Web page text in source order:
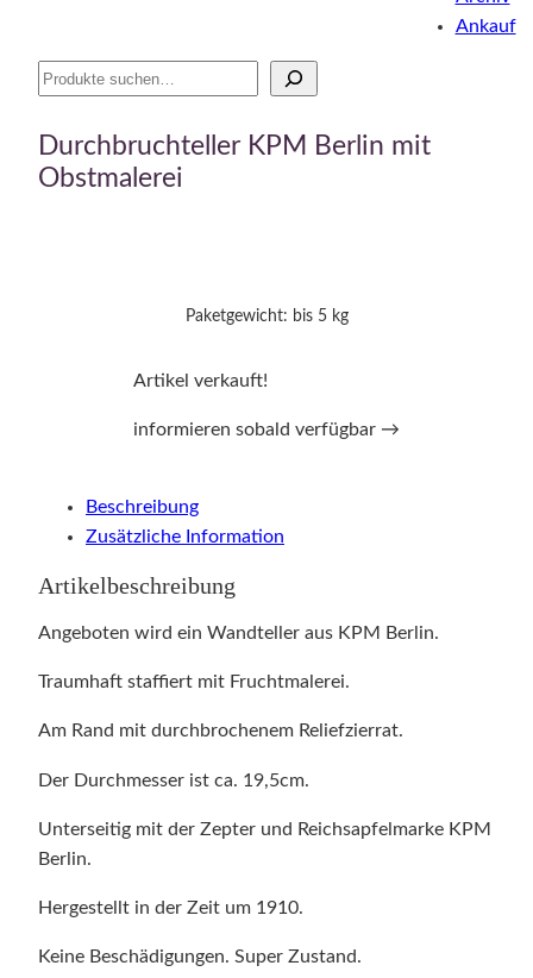
Suche
Ankauf
Durchbruchteller KPM Berlin mit
Obstmalerei
Paketgewicht: bis 5 kg
Artikel verkauft!
informieren sobald verfügbar →
Beschreibung
Zusätzliche Information
Artikelbeschreibung
Angeboten wird ein Wandteller aus KPM Berlin.
Traumhaft staffiert mit Fruchtmalerei.
Am Rand mit durchbrochenem Reliefzierrat.
Der Durchmesser ist ca. 19,5cm.
Unterseitig mit der Zepter und Reichsapfelmarke KPM
Berlin.
Hergestellt in der Zeit um 1910.
Keine Beschädigungen. Super Zustand.